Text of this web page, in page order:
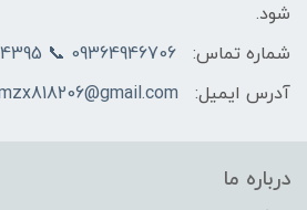
شود.
شماره تماس:
09364946706 📞 02166184395 ☎️
آدرس ایمیل:
درباره ما